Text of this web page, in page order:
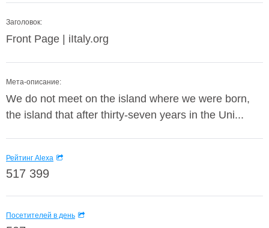
Заголовок:
Front Page | iItaly.org
Мета-описание:
We do not meet on the island where we were born,
the island that after thirty-seven years in the Uni...
Рейтинг Alexa
517 399
Посетителей в день